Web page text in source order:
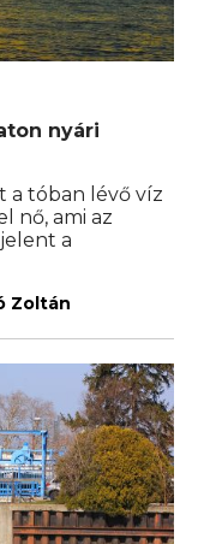
nyári
a tóban lévő víz
nő, ami az
a
Zoltán